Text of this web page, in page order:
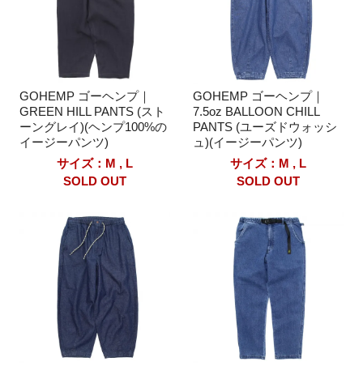
GOHEMP ゴーヘンプ｜
GREEN HILL PANTS (スト
ーングレイ)(ヘンプ100%の
イージーパンツ)
サイズ：M , L
SOLD OUT
GOHEMP ゴーヘンプ｜
7.5oz BALLOON CHILL
PANTS (ユーズドウォッシ
ュ)(イージーパンツ)
サイズ：M , L
SOLD OUT